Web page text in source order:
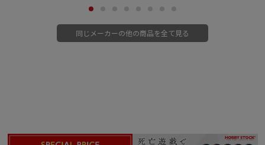
同じメーカーの他の商品を全て見る